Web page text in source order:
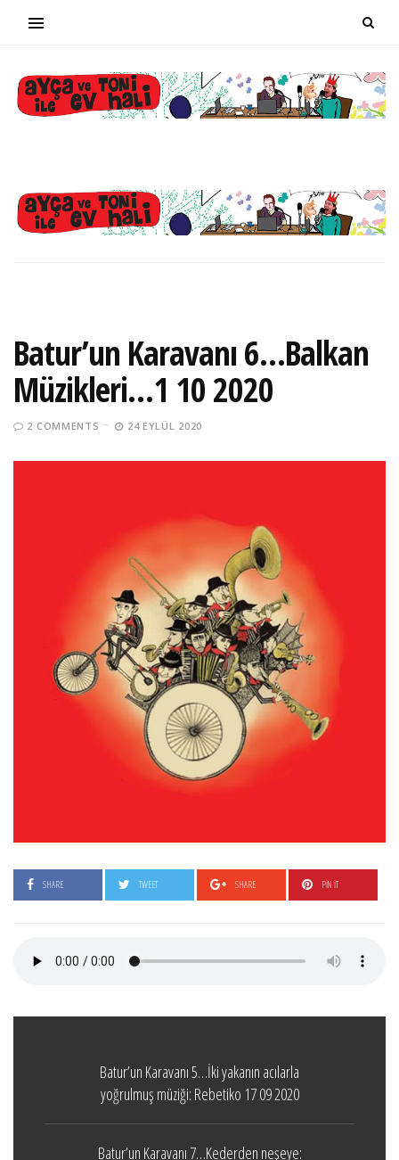
Batur’un Karavanı 6…Balkan
Müzikleri…1 10 2020
2 COMMENTS 24 EYLÜL 2020
SHARE TWEET SHARE PIN IT
Batur’un Karavanı 5…İki yakanın acılarla
yoğrulmuş müziği: Rebetiko 17 09 2020
Batur’un Karavanı 7…Kederden neşeye: